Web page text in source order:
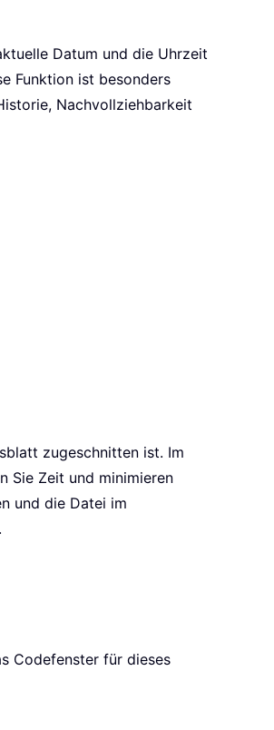
Datum und die Uhrzeit
Funktion ist besonders
Nachvollziehbarkeit
zugeschnitten ist. Im
Sie Zeit und minimieren
und die Datei im
Codefenster für dieses